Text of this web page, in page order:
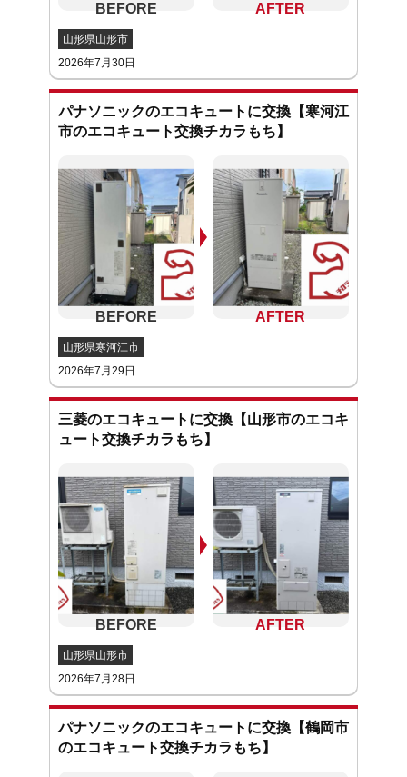
山形県山形市
2026年7月30日
パナソニックのエコキュートに交換【寒河江
市のエコキュート交換チカラもち】
山形県寒河江市
2026年7月29日
三菱のエコキュートに交換【山形市のエコキ
ュート交換チカラもち】
山形県山形市
2026年7月28日
パナソニックのエコキュートに交換【鶴岡市
のエコキュート交換チカラもち】